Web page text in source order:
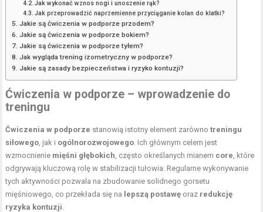
Jak wykonać wznos nogi i unoszenie rąk?
Jak przeprowadzić naprzemienne przyciąganie kolan do klatki?
Jakie są ćwiczenia w podporze przodem?
Jakie są ćwiczenia w podporze bokiem?
Jakie są ćwiczenia w podporze tyłem?
Jak wygląda trening izometryczny w podporze?
Jakie są zasady bezpieczeństwa i ryzyko kontuzji?
Ćwiczenia w podporze – wprowadzenie do
treningu
Ćwiczenia w podporze stanowią istotny element zarównotreningu
siłowego, jak i ogólnorozwojowego. Ich głównym celem jest
wzmocnienie mięśni głębokich, często określanych mianem core, które
odgrywają kluczową rolę w stabilizacji tułowia. Regularne wykonywanie
tych aktywności pozwala na zbudowanie solidnego gorsetu
mięśniowego, co przekłada się na lepszą postawę oraz redukcję
ryzyka kontuzji.